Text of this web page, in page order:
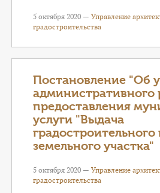
5 октября 2020 — Управление
градостроительства
Постановление "Об
административного
предоставления
услуги "Выдача
градостроительного
земельного участка"
5 октября 2020 — Управление
градостроительства